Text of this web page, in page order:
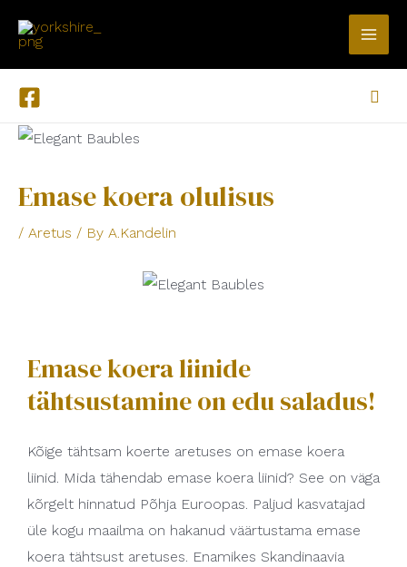
content
Emase koera olulisus
/ Aretus / By A.Kandelin
Emase koera liinide
tähtsustamine on edu saladus!
Kõige tähtsam koerte aretuses on emase koera
liinid. Mida tähendab emase koera liinid? See on väga
kõrgelt hinnatud Põhja Euroopas. Paljud kasvatajad
üle kogu maailma on hakanud väärtustama emase
koera tähtsust aretuses. Enamikes Skandinaavia
Post